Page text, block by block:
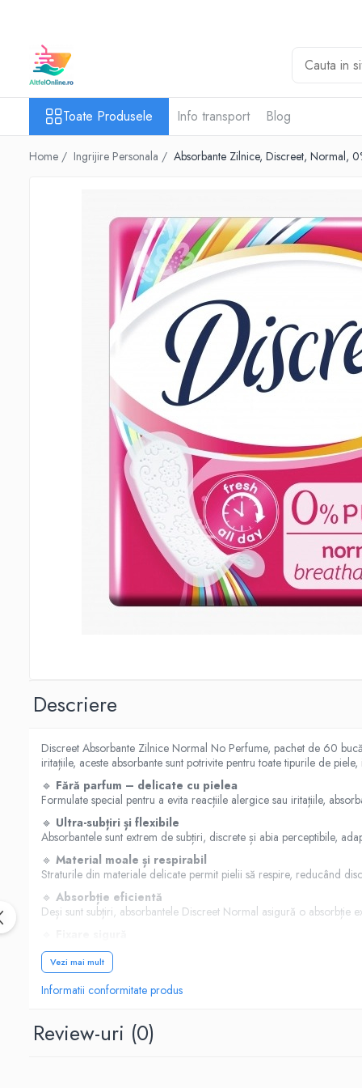
Toate Produsele
Produse Cosmetice Premium
Reducere 20% la achizitionarea a
minimum 3 produse identice
Balsam Rufe
Odorizant Textile Spray
Servetele parfumate rufe
Capsule si Tablete pentru Masina de
Detergent Pudra Manual
Detergent Lichid Gel
Intretinere Masina de Spalat Rufe
Servetele Captare Culori
Unelte
Hrana, Accesorii si Ingrijire Animale
Accesorii
Hrana Caini
Hrana Uscata
Recompense
Hrana Pisici
Hrana Umeda
Hrana Uscata
Ingrijire Copii
Accesorii Ingrijire Copii
Accesorii Baie
Toate Produsele Info transport Blog
Home / Ingrijire Personala / Absorbante Zilnice, Discreet, Normal,
Descriere
Discreet Absorbante Zilnice Normal No Perfume, pachet de 60
iritațiile, aceste absorbante sunt potrivite pentru toate tipurile de
🔹 Fără parfum – delicate cu pielea
Formulate special pentru a evita reacțiile alergice sau iritațiile,
🔹 Ultra-subțiri și flexibile
Absorbantele sunt extrem de subțiri, discrete și abia perceptibile,
🔹 Material moale și respirabil
Straturile din materiale delicate permit pielii să respire, reducând
🔹 Absorbție eficientă
Deși sunt subțiri, absorbantele Discreet Normal asigură o
Banda adezivă de pe partea inferioară oferă stabilitate, menținând
🔹Utilizare versatilă
Pot fi folosite:
zilnic, pentru prospețime;
la începutul sau sfârșitul menstruației;
Vezi mai mult
Informatii conformitate produs
Review-uri (0)